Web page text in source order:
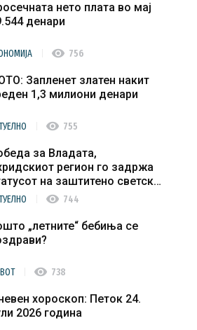
нето плата во мај
денари
visibility 756
Запленет златен накит
1,3 милиони денари
visibility 755
за Владата,
регион го задржа
на заштитено светско
наследство
visibility 744
„летните“ бебиња се
visibility 738
хороскоп: Петок 24.
2026 година